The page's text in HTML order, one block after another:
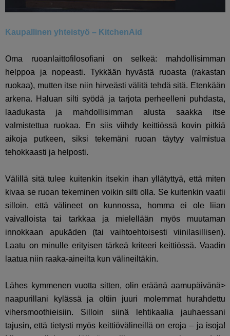
Kaupallinen yhteistyö – KitchenAid
Oma ruoanlaittofilosofiani on selkeä: mahdollisimman
helppoa ja nopeasti. Tykkään hyvästä ruoasta (rakastan
ruokaa), mutten itse niin hirveästi välitä tehdä sitä. Etenkään
arkena. Haluan silti syödä ja tarjota perheelleni puhdasta,
laadukasta ja mahdollisimman alusta saakka itse
valmistettua ruokaa. En siis viihdy keittiössä kovin pitkiä
aikoja putkeen, siksi tekemäni ruoan täytyy valmistua
tehokkaasti ja helposti.
Välillä sitä tulee kuitenkin itsekin ihan yllätyttyä, että miten
kivaa se ruoan tekeminen voikin silti olla. Se kuitenkin vaatii
silloin, että välineet on kunnossa, homma ei ole liian
vaivalloista tai tarkkaa ja mielellään myös muutaman
innokkaan apukäden (tai vaihtoehtoisesti viinilasillisen).
Laatu on minulle erityisen tärkeä kriteeri keittiössä. Vaadin
laatua niin raaka-aineilta kun välineiltäkin.
Lähes kymmenen vuotta sitten, olin eräänä aamupäivänä>
naapurillani kylässä ja oltiin juuri molemmat hurahdettu
vihersmoothieisiin. Silloin siinä lehtikaalia jauhaessani
tajusin, että tietysti myös keittiövälineillä on eroja – ja isoja!